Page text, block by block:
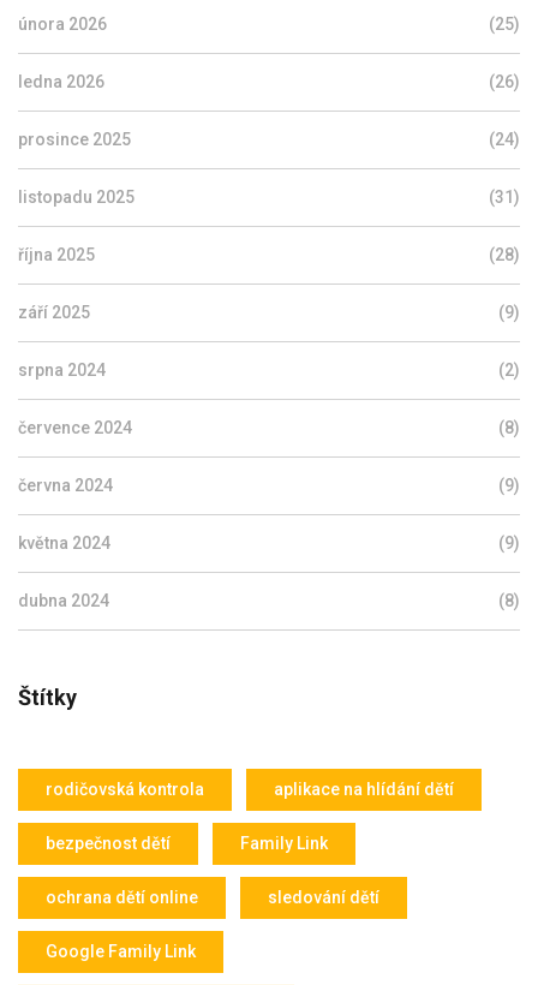
února 2026 (25)
ledna 2026 (26)
prosince 2025 (24)
listopadu 2025 (31)
října 2025 (28)
září 2025 (9)
srpna 2024 (2)
července 2024 (8)
června 2024 (9)
května 2024 (9)
dubna 2024 (8)
Štítky
rodičovská kontrola aplikace na hlídání dětí
bezpečnost dětí Family Link
ochrana dětí online sledování dětí
Google Family Link